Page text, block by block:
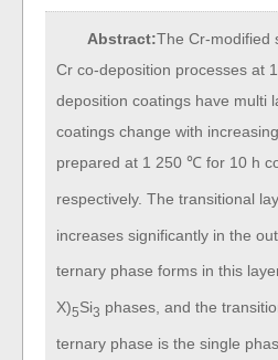
Abstract:The Cr-modified
Cr co-deposition processes at
deposition coatings have multi
coatings change with
prepared at 1 250 ℃ for 10 h
respectively. The transitional
increases significantly in the
ternary phase forms in this
X)5Si3 phases, and the
ternary phase is the single